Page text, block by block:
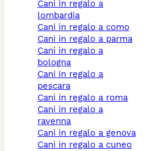
cani in regalo a
lombardia
cani in regalo a como
cani in regalo a parma
cani in regalo a
bologna
cani in regalo a
pescara
cani in regalo a roma
cani in regalo a
ravenna
cani in regalo a genova
cani in regalo a cuneo